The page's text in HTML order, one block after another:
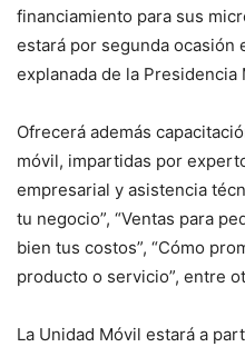
financiamiento para sus
estará por segunda ocasión
explanada de la Presidencia
Ofrecerá además
móvil, impartidas por
empresarial y asistencia
tu negocio”, “Ventas para
bien tus costos”, “Cómo
producto o servicio”, entre
La Unidad Móvil estará a